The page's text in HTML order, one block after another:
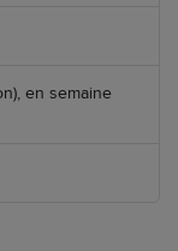
en semaine